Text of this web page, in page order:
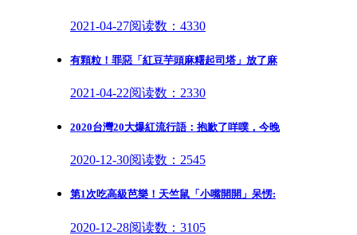
2021-04-27阅读数：4330
有顆粒！罪惡「紅豆芋頭麻糬起司塔」放了麻
2021-04-22阅读数：2330
2020台灣20大爆紅流行語：抱歉了咩噗，今晚
2020-12-30阅读数：2545
第1次吃高級芭樂！天竺鼠「小嘴開開」呆愣:
2020-12-28阅读数：3105